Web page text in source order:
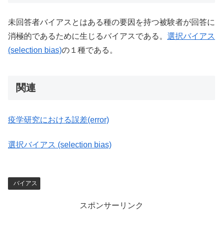
未回答者バイアスとはある種の要因を持つ被験者が回答に
消極的であるために生じるバイアスである。 選択バイアス
(selection bias)の１種である。
関連
疫学研究における誤差(error)
選択バイアス (selection bias)
バイアス
スポンサーリンク